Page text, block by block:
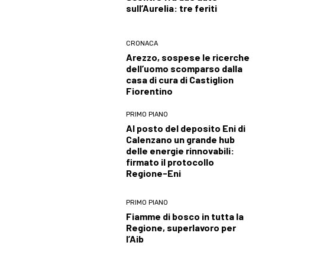
sull’Aurelia: tre feriti
CRONACA
Arezzo, sospese le ricerche
dell’uomo scomparso dalla
casa di cura di Castiglion
Fiorentino
PRIMO PIANO
Al posto del deposito Eni di
Calenzano un grande hub
delle energie rinnovabili:
firmato il protocollo
Regione-Eni
PRIMO PIANO
Fiamme di bosco in tutta la
Regione, superlavoro per
l’Aib